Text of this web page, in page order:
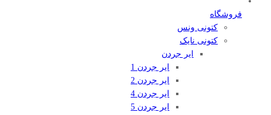
فروشگاه
کتونی ونس
کتونی نایک
ایر جردن
ایر جردن 1
ایر جردن 2
ایر جردن 4
ایر جردن 5